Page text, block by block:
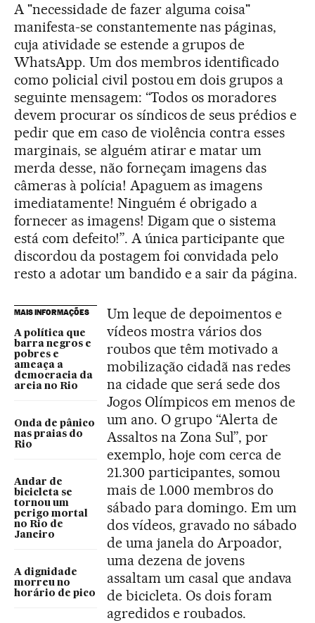
A "necessidade de fazer alguma coisa"
manifesta-se constantemente nas páginas,
cuja atividade se estende a grupos de
WhatsApp. Um dos membros identificado
como policial civil postou em dois grupos a
seguinte mensagem: “Todos os moradores
devem procurar os síndicos de seus prédios e
pedir que em caso de violência contra esses
marginais, se alguém atirar e matar um
merda desse, não forneçam imagens das
câmeras à polícia! Apaguem as imagens
imediatamente! Ninguém é obrigado a
fornecer as imagens! Digam que o sistema
está com defeito!”. A única participante que
discordou da postagem foi convidada pelo
resto a adotar um bandido e a sair da página.
MAIS INFORMAÇÕES
A política que
barra negros e
pobres e
ameaça a
democracia da
areia no Rio
Onda de pânico
nas praias do
Rio
Andar de
bicicleta se
tornou um
perigo mortal
no Rio de
Janeiro
A dignidade
morreu no
horário de pico
Um leque de depoimentos e
vídeos mostra vários dos
roubos que têm motivado a
mobilização cidadã nas redes
na cidade que será sede dos
Jogos Olímpicos em menos de
um ano. O grupo “Alerta de
Assaltos na Zona Sul”, por
exemplo, hoje com cerca de
21.300 participantes, somou
mais de 1.000 membros do
sábado para domingo. Em um
dos vídeos, gravado no sábado
de uma janela do Arpoador,
uma dezena de jovens
assaltam um casal que andava
de bicicleta. Os dois foram
agredidos e roubados.